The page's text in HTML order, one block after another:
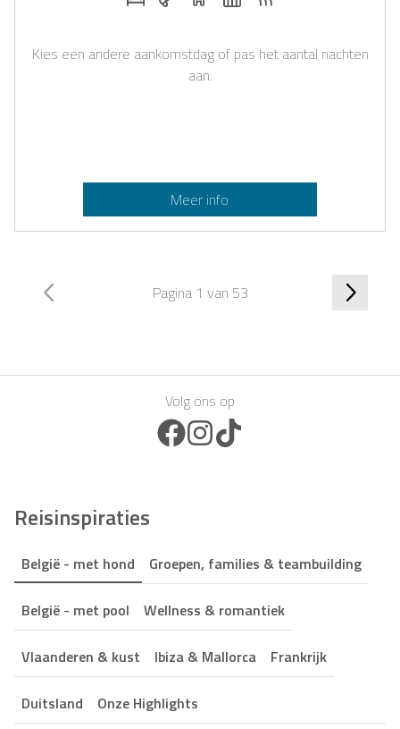
Kies een andere aankomstdag of pas het aantal nachten
aan.
Meer info
Pagina 1 van 53
Volg ons op
Facebook Icon
Instagram Icon
Reisinspiraties
België - met hond Groepen, families & teambuilding
België - met pool Wellness & romantiek
Vlaanderen & kust Ibiza & Mallorca Frankrijk
Duitsland Onze Highlights